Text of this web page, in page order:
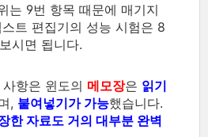
는 9번 항목 때문에 매기지
트 편집기의 성능 시험은 8
시면 됩니다.
항은 윈도의 메모장은 읽기
, 붙여넣기가 가능했습니다.
한 자료도 거의 대부분 완벽